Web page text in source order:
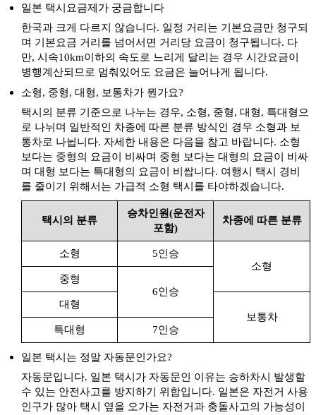
출발 도착
쇼산사
쇼산지
출발 도착
아스타무란드 도쿠시마
아스타무란도 토쿠시마
출발 도착
아오바하마 코엔
출발 도착
아와노도추
아와노도츄
출발 도착
아와오도리 회관
아와오도리 카이칸
도착
오가마 폭포
오오가마노 타키
출발 도착
오오아사히코 신사
도착
오츠카 국제미술관
도착 와키마치미나미마치
출발 도착
우즈시오 기선
오즈시오키센
출발 도착
운펜사
운펜지
일본 택시요금제가 궁금합니다
한국과 크게 다르지 않습니다. 일정 거리는 기본요금만 청구되
며 기본요금 거리를 넘어서면 거리당 요금이 청구됩니다. 다
만, 시속10km이하의 속도로 느리게 달리는 경우 시간요금이
병행계산되므로 멈춰있어도 요금은 늘어나게 됩니다.
소형, 중형, 대형, 보통차가 뭔가요?
택시의 분류 기준으로 나누는 경우, 소형, 중형, 대형, 특대형으
로 나뉘며 일반적인 차종에 따른 분류 방식인 경우 소형과 보
통차로 나뉩니다. 자세한 내용은 다음을 참고 바랍니다. 소형
보다는 중형의 요금이 비싸며 중형 보다는 대형의 요금이 비싸
며 대형 보다는 특대형의 요금이 비쌉니다. 여행시 택시 경비
를 줄이기 위해서는 가급적 소형 택시를 타야하겠습니다.
택시의 분류
승차인원(운전자
포함)
차종에 따른 분류
소형
5인승
소형
중형
6인승
대형
보통차
특대형
7인승
일본 택시는 정말 자동문인가요?
자동문입니다. 일본 택시가 자동문인 이유는 승하차시 발생할
수 있는 안전사고를 방지하기 위함입니다. 일본은 자전거 사용
인구가 많아 택시 옆을 오가는 자전거과 충돌사고의 가능성이